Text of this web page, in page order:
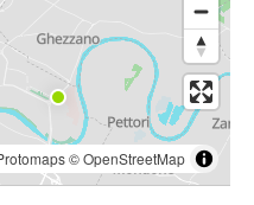
©OpenStreetMap